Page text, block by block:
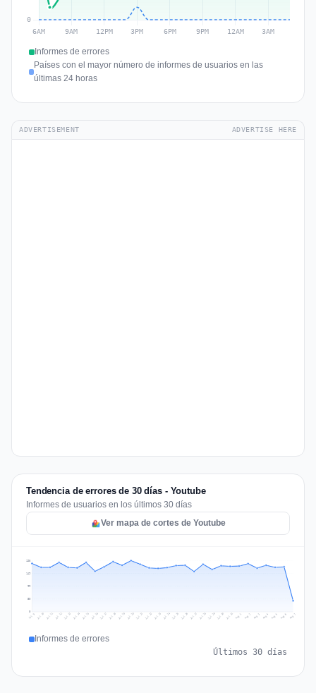
Informes de errores
Países con el mayor número de informes de usuarios en las
últimas 24 horas
ADVERTISEMENT ADVERTISE HERE
Tendencia de errores de 30 días - Youtube
Informes de usuarios en los últimos 30 días
Ver mapa de cortes de Youtube
99
149
198
Jul 9 Jul 10 Jul 11 Jul 12 Jul 13 Jul 14 Jul 15 Jul 16 Jul 17 Jul 18 Jul 19 Jul 20 Jul 21 Jul 22 Jul 23 Jul 24 Jul 25 Jul 26 Jul 27 Jul 28 Jul 29 Jul 30 Jul 31 Aug 1 Aug 2 Aug 3 Aug 4 Aug 5 Aug 6 Aug 7
Informes de errores
Últimos 30 días